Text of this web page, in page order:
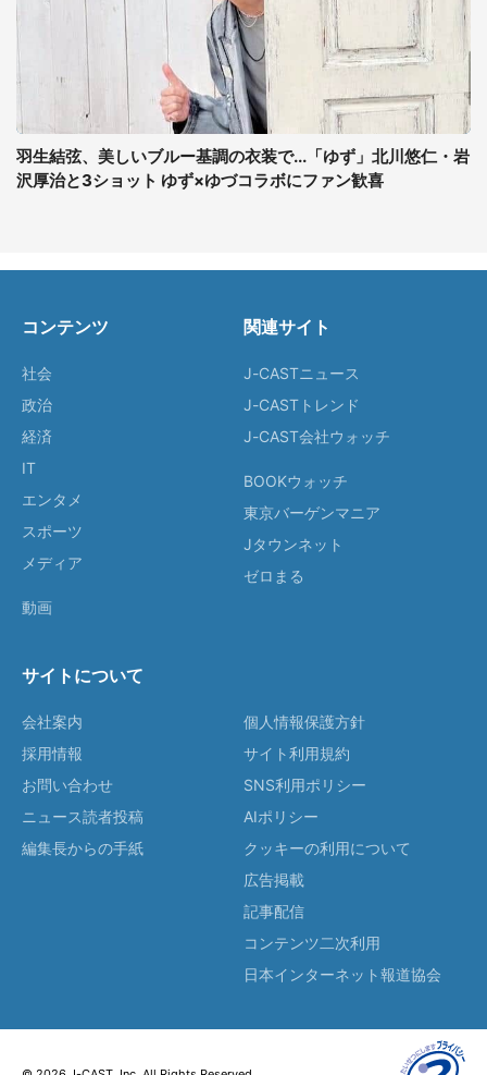
羽生結弦、美しいブルー基調の衣装で...「ゆず」北川悠仁・岩
沢厚治と3ショット ゆず×ゆづコラボにファン歓喜
コンテンツ
社会
政治
経済
IT
エンタメ
スポーツ
メディア
動画
関連サイト
J-CASTニュース
J-CASTトレンド
J-CAST会社ウォッチ
BOOKウォッチ
東京バーゲンマニア
Jタウンネット
ゼロまる
サイトについて
会社案内
採用情報
お問い合わせ
ニュース読者投稿
編集長からの手紙
個人情報保護方針
サイト利用規約
SNS利用ポリシー
AIポリシー
クッキーの利用について
広告掲載
記事配信
コンテンツ二次利用
日本インターネット報道協会